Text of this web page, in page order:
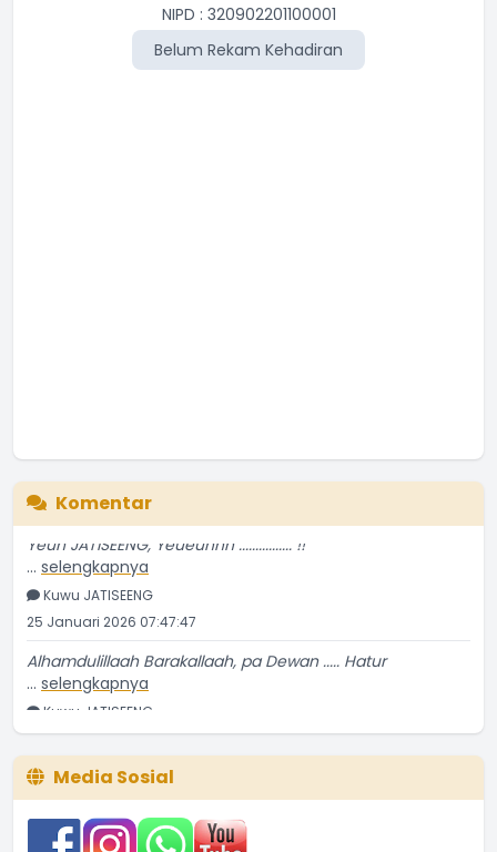
NIPD : 320902201100001
Belum Rekam Kehadiran
Komentar
Yeuh JATISEENG, Yeueuhhh ................ !!
...selengkapnya
Kuwu JATISEENG
Alhamdulillaah Barakallaah, pa Dewan ..... Hatur
...selengkapnya
Kuwu JATISEENG
Bravo Para Kader Sub PPKBD Desa JATISEENG ............ !!
...selengkapnya
Kuwu JATISEENG
23 Desember 2025 06:34:56
Media Sosial